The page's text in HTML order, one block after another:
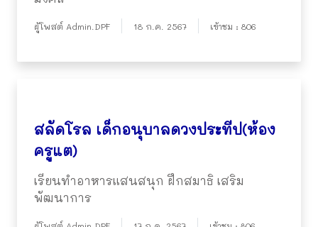
ผู้โพสต์ Admin.DPF 18 ก.ค. 2567 เข้าชม : 806
สลัดโรล เด็กอนุบาลดวงประทีป(ห้อง
ครูแต)
เรียนทำอาหารแสนสนุก ฝึกสมาธิ เสริม
พัฒนาการ